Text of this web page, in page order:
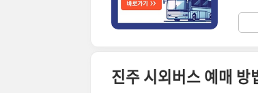
면
하
진주 시외버스 예매